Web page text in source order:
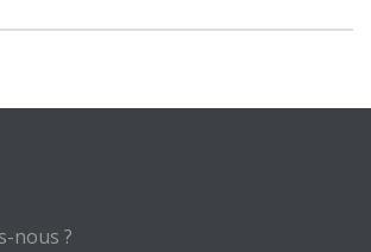
nous ?